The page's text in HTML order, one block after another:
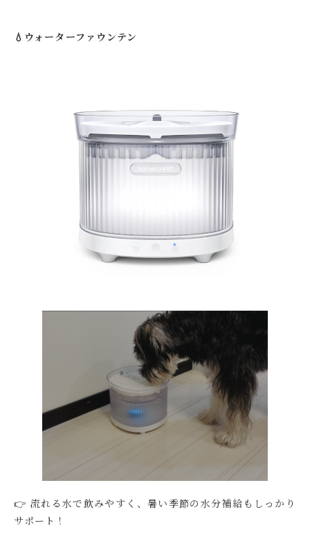
💧ウォーターファウンテン
👉 流れる水で飲みやすく、暑い季節の水分補給もしっかり
サポート！